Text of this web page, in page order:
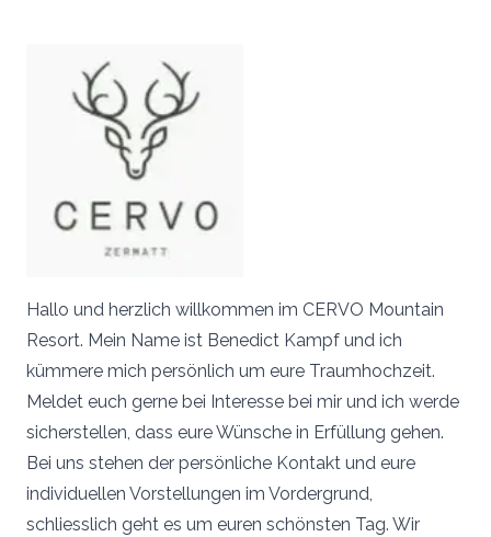
Hallo und herzlich willkommen im CERVO Mountain
Resort. Mein Name ist Benedict Kampf und ich
kümmere mich persönlich um eure Traumhochzeit.
Meldet euch gerne bei Interesse bei mir und ich werde
sicherstellen, dass eure Wünsche in Erfüllung gehen.
Bei uns stehen der persönliche Kontakt und eure
individuellen Vorstellungen im Vordergrund,
schliesslich geht es um euren schönsten Tag. Wir